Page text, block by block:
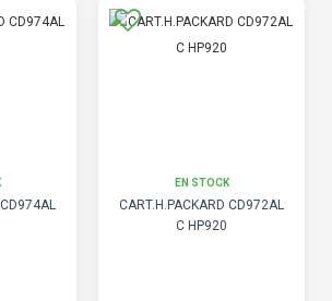
EN STOCK
CART.H.PACKARD CD972AL
C HP920